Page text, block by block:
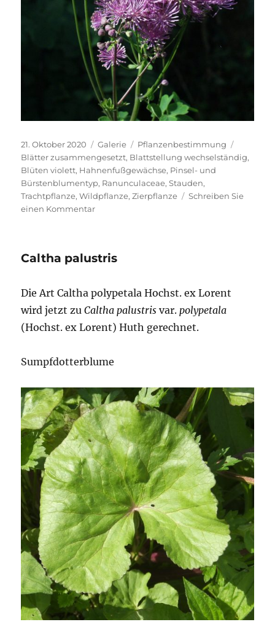
Veröffentlicht
am
21. Oktober 2020 Format
Galerie Kategorien
Pflanzenbestimmung
Blätter zusammengesetzt, Blattstellung wechselständig,
Blüten violett, Hahnenfußgewächse, Pinsel- und
Bürstenblumentyp, Ranunculaceae,Stauden,
Trachtpflanze,Wildpflanze,Zierpflanze
Schreiben Sie
einen Kommentarzu
Caltha palustris
Die Art Caltha polypetala Hochst. ex Lorent
wird jetzt zuCaltha palustrisvar. polypetala
(Hochst. ex Lorent) Huth gerechnet.
Sumpfdotterblume